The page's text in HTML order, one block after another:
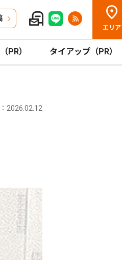
エリア
PR） タイアップ（PR）
2026.02.12